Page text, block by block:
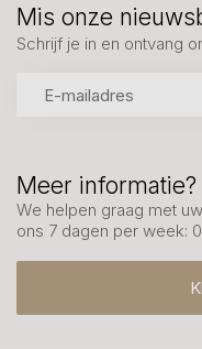
Meer informatie?
We helpen graag met
ons 7 dagen per week:
Mis onze
Schrijf je in en ontvang